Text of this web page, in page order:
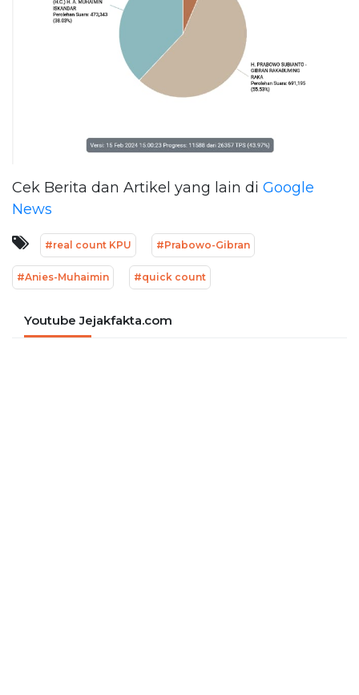
Cek Berita dan Artikel yang lain di Google
News
#real count KPU #Prabowo-Gibran
#Anies-Muhaimin #quick count
Youtube Jejakfakta.com